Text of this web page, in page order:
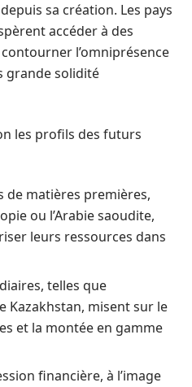
sa création. Les pays
accéder à des
l’omniprésence
grande solidité
les profils des futurs
de matières premières,
ou l’Arabie saoudite,
leurs ressources dans
telles que
Kazakhstan, misent sur le
et la montée en gamme
financière, à l’image